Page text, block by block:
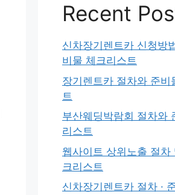
Recent
신차장기렌트카 신청방
비물 체크리스트
장기렌트카 절차와 준비
트
부산웨딩박람회 절차와
리스트
웹사이트 상위노출 절차
크리스트
신차장기렌트카 절차 ·